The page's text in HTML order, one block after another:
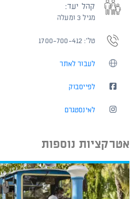
קהל יעד:
מגיל 3 ומעלה
טל': 1700-700-412
לעבור לאתר
לפייסבוק
לאינסטגרם
אטרקציות נוספות